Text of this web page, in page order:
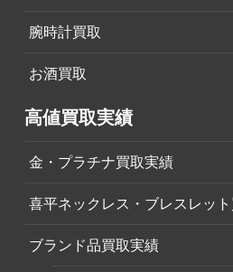
腕時計買取
お酒買取
高値買取実績
金・プラチナ買取実績
喜平ネックレス・ブレスレッ
ブランド品買取実績